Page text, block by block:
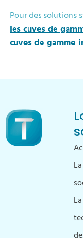
Pour des solutions
les cuves de
cuves de gamme
La
La